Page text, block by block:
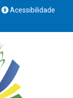
Acessibilidade